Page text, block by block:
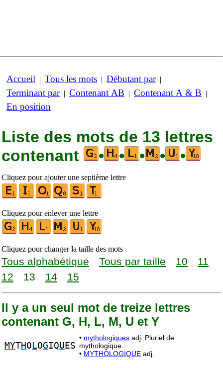
Accueil | Tous les mots | Débutant par|
Terminant par| Contenant AB | Contenant A & B |
En position
Liste des mots de 13 lettres
contenant
• • • • •
Cliquez pour ajouter une septième lettre
Cliquez pour enlever une lettre
Cliquez pour changer la taille des mots
Tous alphabétique Tous par taille 10
11
12
13 14 15
Il y a un seul mot de treize lettres
contenant G, H, L, M, U et Y
MYTH O LOGIQU ES
• mythologiques adj. Pluriel de
mythologique.
• MYTHOLOGIQUE adj.